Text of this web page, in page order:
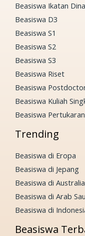
Beasiswa Ikatan
Beasiswa D3
Beasiswa S1
Beasiswa S2
Beasiswa S3
Beasiswa Riset
Beasiswa
Beasiswa Kuliah
Beasiswa
Trending
Beasiswa di Eropa
Beasiswa di Jepang
Beasiswa di Australia
Beasiswa di Arab
Beasiswa di
Beasiswa